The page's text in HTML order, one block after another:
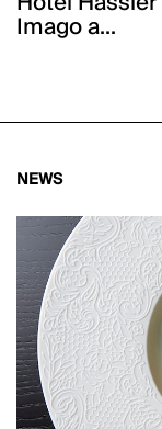
Imago a...
NEWS